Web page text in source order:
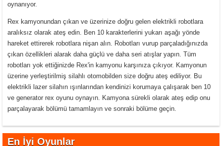
oynanıyor.
Rex kamyonundan çıkan ve üzerinize doğru gelen elektrikli robotlara
aralıksız olarak ateş edin. Ben 10 karakterlerini yukarı aşağı yönde
hareket ettirerek robotlara nişan alın. Robotları vurup parçaladığınızda
çıkan özellikleri alarak daha güçlü ve daha seri atışlar yapın. Tüm
robotları yok ettiğinizde Rex'in kamyonu karşınıza çıkıyor. Kamyonun
üzerine yerleştirilmiş silahlı otomobilden size doğru ateş ediliyor. Bu
elektrikli lazer silahın ışınlarından kendinizi korumaya çalışarak ben 10
ve generator rex oyunu oynayın. Kamyona sürekli olarak ateş edip onu
parçalayarak bölümü tamamlayın ve sonraki bölüme geçin.
En İyi Oyunlar